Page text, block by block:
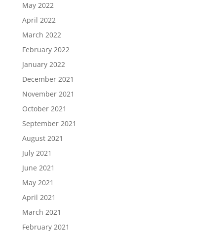
May 2022
April 2022
March 2022
February 2022
January 2022
December 2021
November 2021
October 2021
September 2021
August 2021
July 2021
June 2021
May 2021
April 2021
March 2021
February 2021